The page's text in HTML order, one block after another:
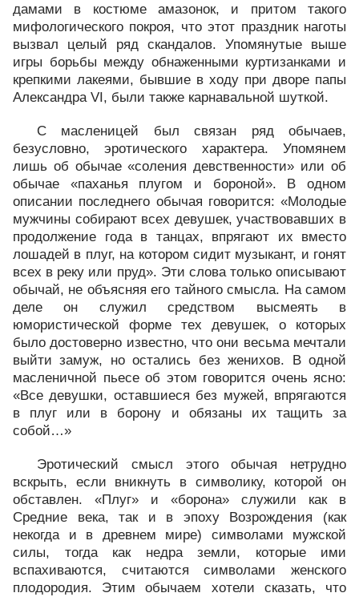
дамами в костюме амазонок, и притом такого
мифологического покроя, что этот праздник наготы
вызвал целый ряд скандалов. Упомянутые выше
игры борьбы между обнаженными куртизанками и
крепкими лакеями, бывшие в ходу при дворе папы
Александра VI, были также карнавальной шуткой.
С масленицей был связан ряд обычаев,
безусловно, эротического характера. Упомянем
лишь об обычае «соления девственности» или об
обычае «паханья плугом и бороной». В одном
описании последнего обычая говорится: «Молодые
мужчины собирают всех девушек, участвовавших в
продолжение года в танцах, впрягают их вместо
лошадей в плуг, на котором сидит музыкант, и гонят
всех в реку или пруд». Эти слова только описывают
обычай, не объясняя его тайного смысла. На самом
деле он служил средством высмеять в
юмористической форме тех девушек, о которых
было достоверно известно, что они весьма мечтали
выйти замуж, но остались без женихов. В одной
масленичной пьесе об этом говорится очень ясно:
«Все девушки, оставшиеся без мужей, впрягаются
в плуг или в борону и обязаны их тащить за
собой…»
Эротический смысл этого обычая нетрудно
вскрыть, если вникнуть в символику, которой он
обставлен. «Плуг» и «борона» служили как в
Средние века, так и в эпоху Возрождения (как
некогда и в древнем мире) символами мужской
силы, тогда как недра земли, которые ими
вспахиваются, считаются символами женского
плодородия. Этим обычаем хотели сказать, что